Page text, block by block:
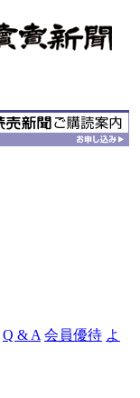
Q & A 会員優待 よ